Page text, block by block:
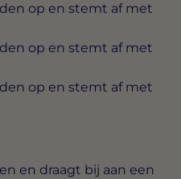
op en stemt af met
op en stemt af met
op en stemt af met
en draagt bij aan een